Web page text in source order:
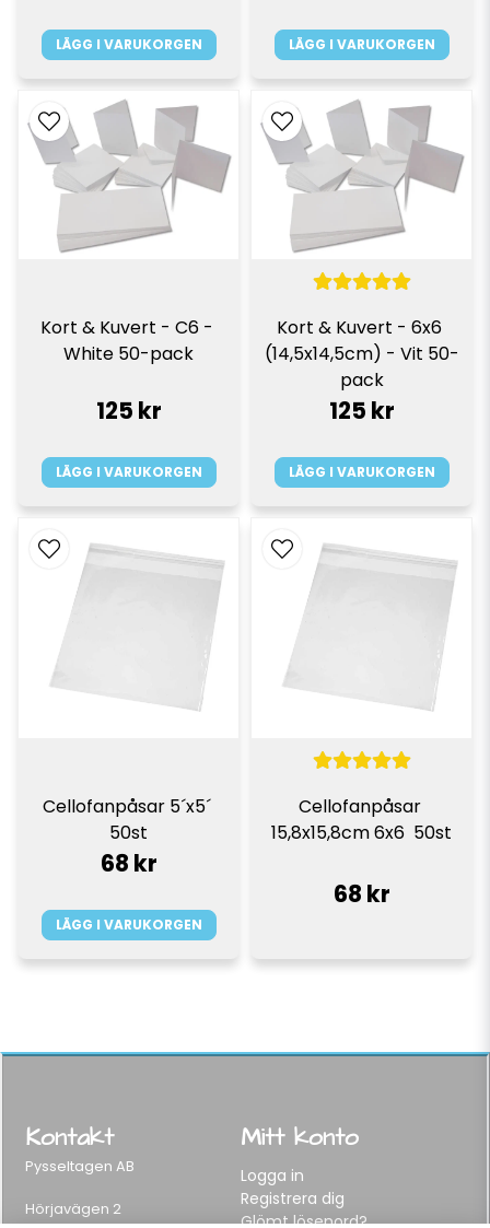
LÄGG I VARUKORGEN LÄGG I VARUKORGEN
Kort & Kuvert - C6 -
White 50-pack
125 kr
LÄGG I VARUKORGEN
Kort & Kuvert - 6x6
(14,5x14,5cm) - Vit 50-
pack
125 kr
LÄGG I VARUKORGEN
Cellofanpåsar 5´x5´
50st
68 kr
LÄGG I VARUKORGEN
Cellofanpåsar
15,8x15,8cm 6x6  50st
68 kr
Kontakt
Pysseltagen AB
Hörjavägen 2
Mitt konto
Logga in
Registrera dig
Glömt lösenord?